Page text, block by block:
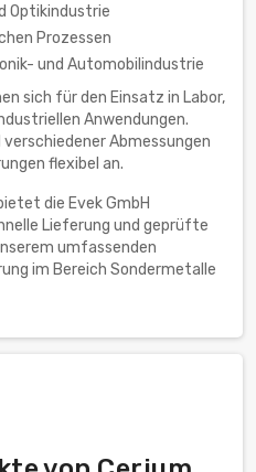
Optikindustrie
Prozessen
und Automobilindustrie
sich für den Einsatz in Labor,
Anwendungen.
Abmessungen
flexibel an.
die Evek GmbH
Lieferung und geprüfte
umfassenden
im Bereich Sondermetalle